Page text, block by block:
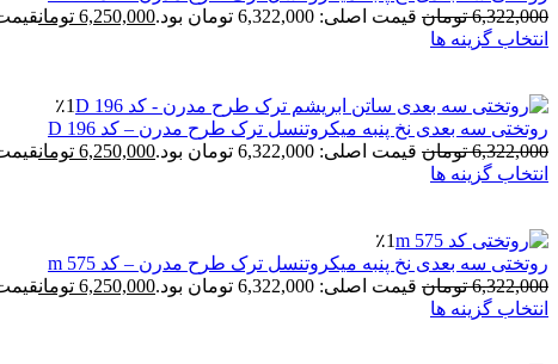
6,322,000 تومان قیمت اصلی: 6,322,000 تومان بود. 6,250,000 تومانقیمت
انتخاب گزینه ها
٪1
روتختی سه بعدی نخ پنبه میکروتنسل ترک طرح مدرن – کد D 196
6,322,000 تومان قیمت اصلی: 6,322,000 تومان بود. 6,250,000 تومانقیمت
انتخاب گزینه ها
٪1
روتختی سه بعدی نخ پنبه میکروتنسل ترک طرح مدرن – کد m 575
6,322,000 تومان قیمت اصلی: 6,322,000 تومان بود. 6,250,000 تومانقیمت
انتخاب گزینه ها